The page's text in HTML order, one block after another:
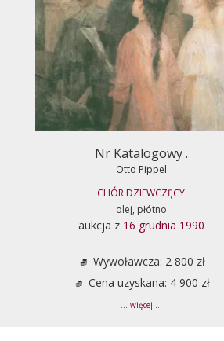
Nr Katalogowy .
Otto Pippel
CHÓR DZIEWCZĘCY
olej, płótno
aukcja z 16 grudnia 1990
Wywoławcza: 2 800 zł
Cena uzyskana: 4 900 zł
... więcej ...